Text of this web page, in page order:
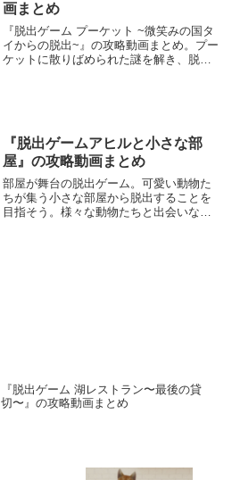
画まとめ
『脱出ゲーム プーケット ~微笑みの国タ
イからの脱出~』の攻略動画まとめ。プー
ケットに散りばめられた謎を解き、脱出
『脱出ゲームアヒルと小さな部
屋』の攻略動画まとめ
部屋が舞台の脱出ゲーム。可愛い動物た
ちが集う小さな部屋から脱出することを
目指そう。様々な動物たちと出会いなが
『脱出ゲーム 湖レストラン〜最後の貸
切〜』の攻略動画まとめ